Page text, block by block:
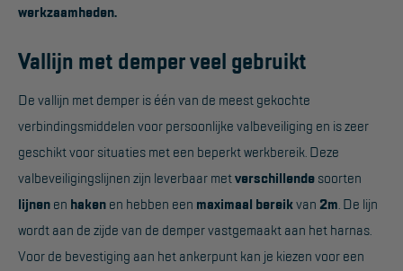
Bordestrap
Dubbele trap
Werktrappen
Werkbordes
Trailertrap
werkzaamheden.
Vallijn met demper veel gebruikt
De vallijn met demper is één van de meest gekochte
verbindingsmiddelen voor persoonlijke valbeveiliging en is zeer
geschikt voor situaties met een beperkt werkbereik. Deze
valbeveiligingslijnen zijn leverbaar met verschillende soorten
lijnen en haken en hebben een maximaal bereikvan 2m . De lijn
wordt aan de zijde van de demper vastgemaakt aan het harnas.
Voor de bevestiging aan het ankerpunt kan je kiezen voor een